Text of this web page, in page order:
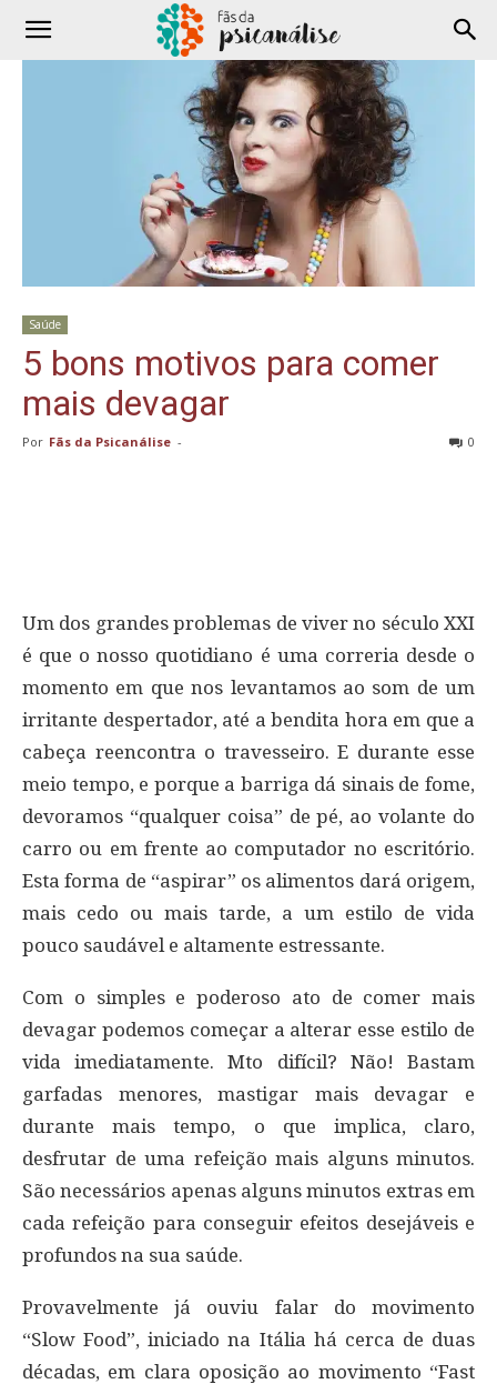
Saúde
5 bons motivos para comer
mais devagar
Por Fãs da Psicanálise - 0
Um dos grandes problemas de viver no século XXI
é que o nosso quotidiano é uma correria desde o
momento em que nos levantamos ao som de um
irritante despertador, até a bendita hora em que a
cabeça reencontra o travesseiro. E durante esse
meio tempo, e porque a barriga dá sinais de fome,
devoramos “qualquer coisa” de pé, ao volante do
carro ou em frente ao computador no escritório.
Esta forma de “aspirar” os alimentos dará origem,
mais cedo ou mais tarde, a um estilo de vida
pouco saudável e altamente estressante.
Com o simples e poderoso ato de comer mais
devagar podemos começar a alterar esse estilo de
vida imediatamente. Mto difícil? Não! Bastam
garfadas menores, mastigar mais devagar e
durante mais tempo, o que implica, claro,
desfrutar de uma refeição mais alguns minutos.
São necessários apenas alguns minutos extras em
cada refeição para conseguir efeitos desejáveis e
profundos na sua saúde.
Provavelmente já ouviu falar do movimento
“Slow Food”, iniciado na Itália há cerca de duas
décadas, em clara oposição ao movimento “Fast